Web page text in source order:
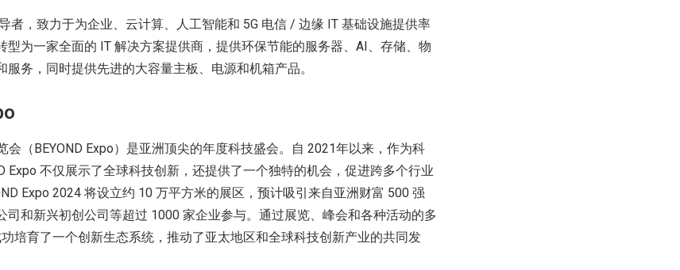
者，致力于为企业、云计算、人工智能和 5G 电信 / 边缘 IT 基础设施提供率
型为一家全面的 IT 解决方案提供商，提供环保节能的服务器、AI、存储、物
务，同时提供先进的大容量主板、电源和机箱产品。
会（BEYOND Expo）是亚洲顶尖的年度科技盛会。自 2021年以来，作为科
Expo 不仅展示了全球科技创新，还提供了一个独特的机会，促进跨多个行业
Expo 2024 将设立约 10 万平方米的展区，预计吸引来自亚洲财富 500 强
司和新兴初创公司等超过 1000 家企业参与。通过展览、峰会和各种活动的多
功培育了一个创新生态系统，推动了亚太地区和全球科技创新产业的共同发